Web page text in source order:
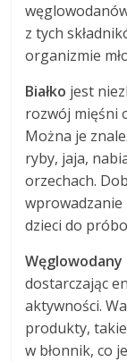
z tych
organizmie
Białko jest
rozwój mięśni
Można je
ryby, jaja,
orzechach.
wprowadzanie
dzieci do
Węglowodany
dostarczając
aktywności.
produkty,
w błonnik, co